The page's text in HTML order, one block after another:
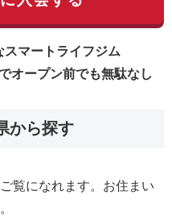
スマートライフジム
オープン前でも無駄なし
から探す
覧になれます。お住まい